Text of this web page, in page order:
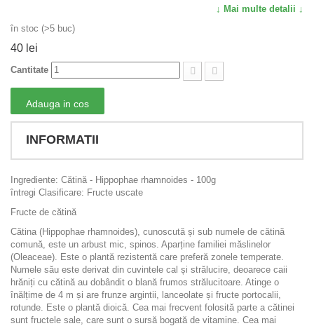
↓ Mai multe detalii ↓
în stoc (>5 buc)
40 lei
Cantitate
Adauga in cos
INFORMATII
Ingrediente: Cătină - Hippophae rhamnoides - 100g
întregi Clasificare: Fructe uscate
Fructe de cătină
Cătina (Hippophae rhamnoides), cunoscută și sub numele de cătină
comună, este un arbust mic, spinos. Aparține familiei măslinelor
(Oleaceae). Este o plantă rezistentă care preferă zonele temperate.
Numele său este derivat din cuvintele cal și strălucire, deoarece caii
hrăniți cu cătină au dobândit o blană frumos strălucitoare. Atinge o
înălțime de 4 m și are frunze argintii, lanceolate și fructe portocalii,
rotunde. Este o plantă dioică. Cea mai frecvent folosită parte a cătinei
sunt fructele sale, care sunt o sursă bogată de vitamine. Cea mai